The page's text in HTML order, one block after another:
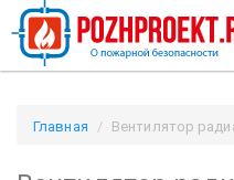
Главная
Вентилятор